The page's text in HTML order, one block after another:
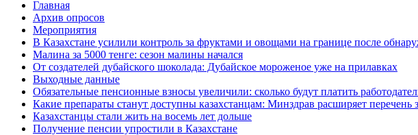
Главная
Архив опросов
Мероприятия
В Казахстане усилили контроль за фруктами и овощами на границе после
Малина за 5000 тенге: сезон малины начался
От создателей дубайского шоколада: Дубайское мороженое уже на прилавках
Выходные данные
Обязательные пенсионные взносы увеличили: сколько будут платить
Какие препараты станут доступны казахстанцам: Минздрав расширяет перечень
Казахстанцы стали жить на восемь лет дольше
Получение пенсии упростили в Казахстане